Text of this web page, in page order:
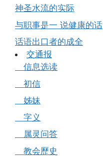
神圣水流的实际
与职事是一 说健康的话
话语出口者的成全
交通报
信息选读
初信
姊妹
字义
属灵问答
教会歷史